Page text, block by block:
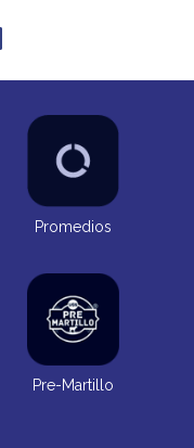
Promedios
Pre-Martillo